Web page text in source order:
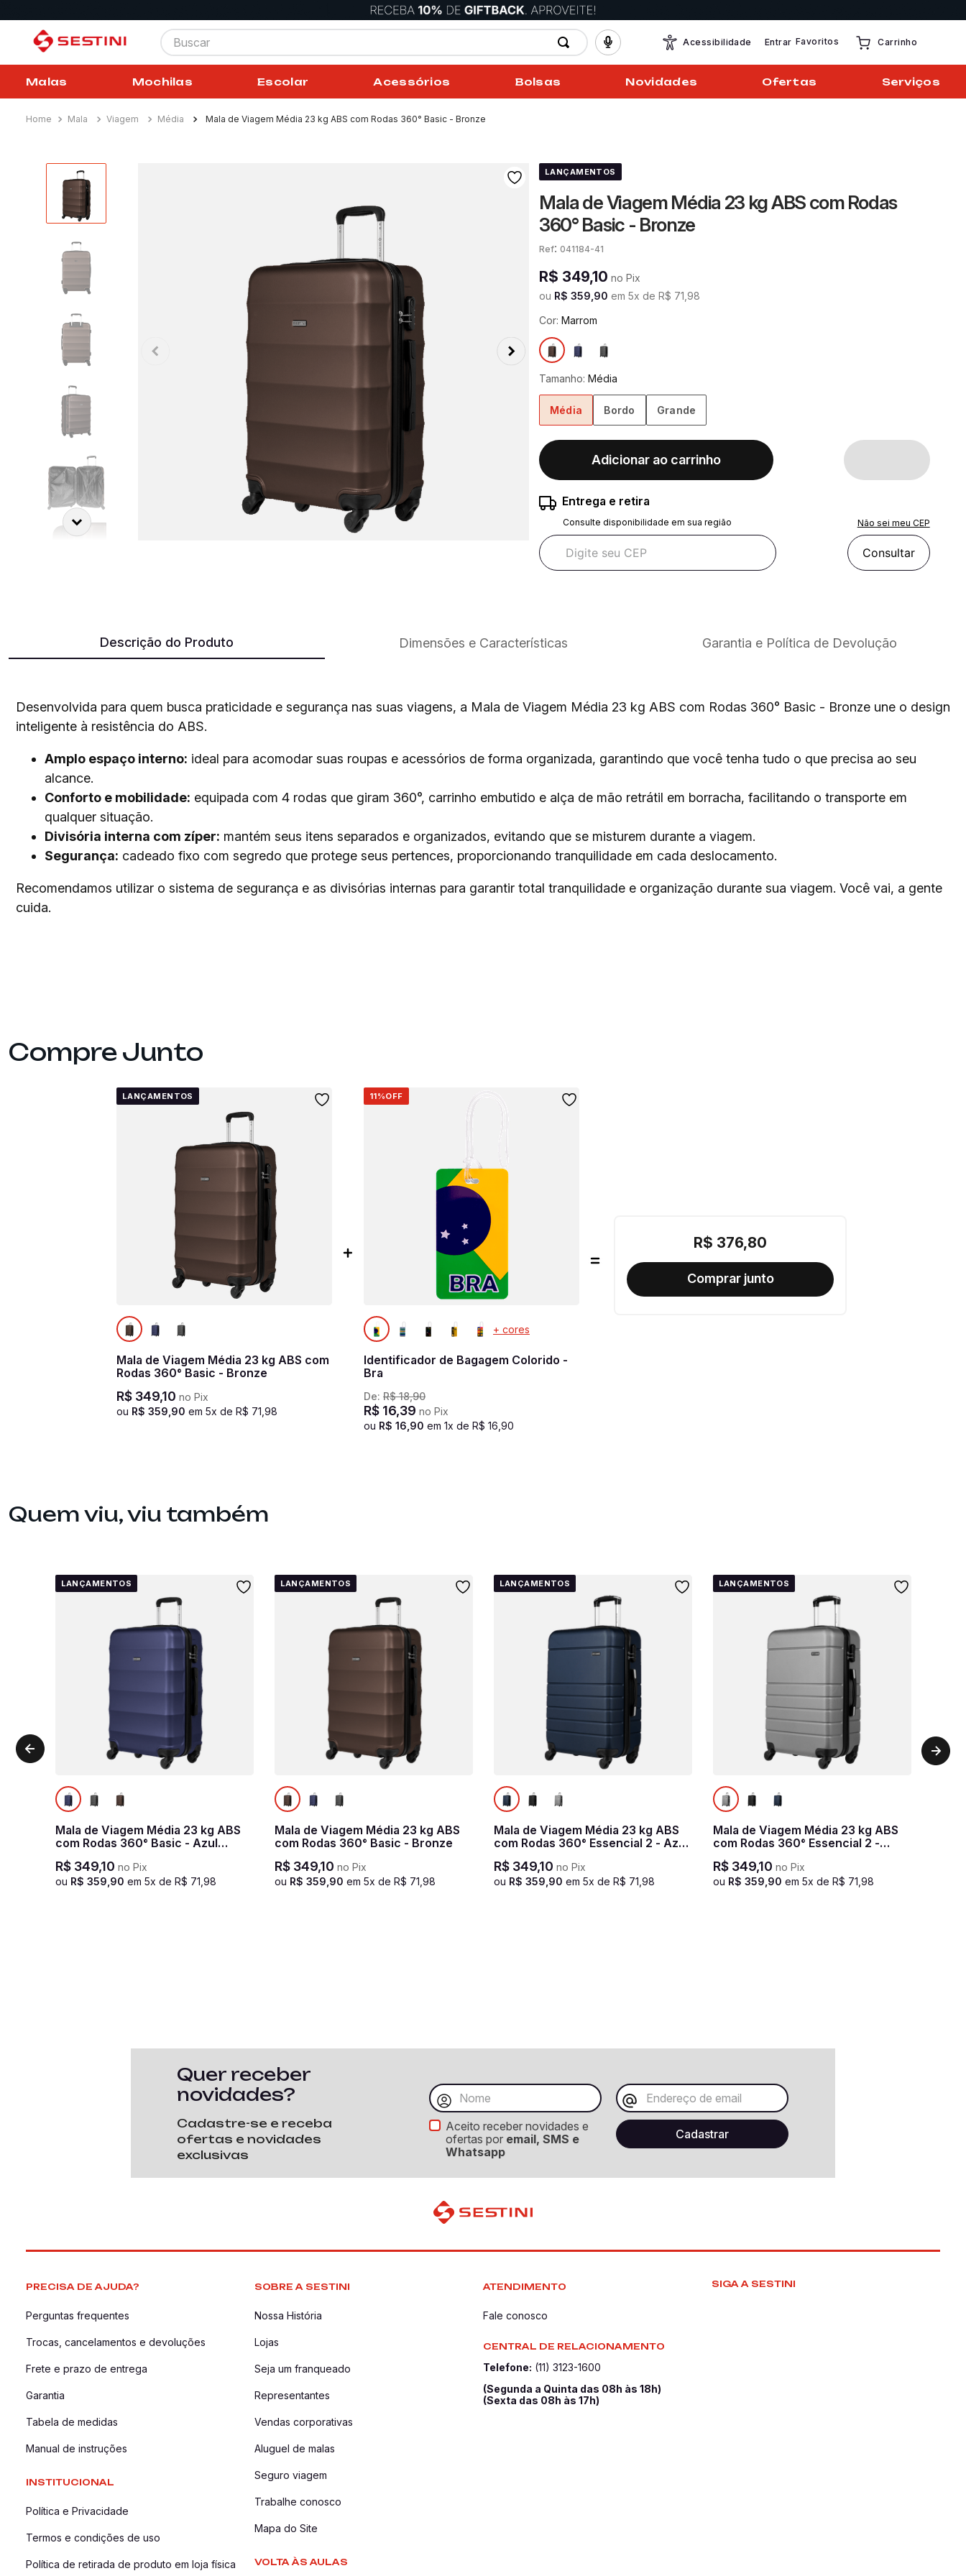
Buscar
Acessibilidade Entrar Favoritos Carrinho
Malas Mochilas Escolar Acessórios Bolsas Novidades Ofertas Serviços
Mala Viagem Média Mala de Viagem Média 23 kg ABS com Rodas 360° Basic - Bronze
LANÇAMENTOS
Mala de Viagem Média 23 kg ABS com Rodas
360° Basic - Bronze
: 041184-41
R$ 349,10 no Pix
ou R$ 359 90 em 5x de R$ 71 98
Cor: Marrom
Tamanho: Média
Média Bordo Grande
Adicionar ao carrinho
Entrega e retira
Consulte disponibilidade em sua região Não sei meu CEP
Consultar
Descrição do Produto Dimensões e Características Garantia e Política de Devolução
Desenvolvida para quem busca praticidade e segurança nas suas viagens, a Mala de Viagem Média 23 kg ABS com Rodas 360° Basic - Bronze une o design
inteligente à resistência do ABS.
Amplo espaço interno: ideal para acomodar suas roupas e acessórios de forma organizada, garantindo que você tenha tudo o que precisa ao seu
alcance.
Conforto e mobilidade: equipada com 4 rodas que giram 360°, carrinho embutido e alça de mão retrátil em borracha, facilitando o transporte em
qualquer situação.
Divisória interna com zíper: mantém seus itens separados e organizados, evitando que se misturem durante a viagem.
Segurança: cadeado fixo com segredo que protege seus pertences, proporcionando tranquilidade em cada deslocamento.
Recomendamos utilizar o sistema de segurança e as divisórias internas para garantir total tranquilidade e organização durante sua viagem. Você vai, a gente
cuida.
LANÇAMENTOS
Mala de Viagem Média 23 kg ABS com
Rodas 360° Basic - Bronze
R$ 349,10 no Pix
ou R$ 359 90 em 5x de R$ 71 98
11%OFF
+ cores
Identificador de Bagagem Colorido -
Bra
De: R$ 18,90
R$ 16,39 no Pix
ou R$ 16 90 em 1x de R$ 16 90
R$ 376,80
Quem viu, viu também
LANÇAMENTOS
Mala de Viagem Média 23 kg ABS
com Rodas 360° Basic - Azul
marinho
R$ 349,10 no Pix
ou R$ 359 90 em 5x de R$ 71 98
LANÇAMENTOS
Mala de Viagem Média 23 kg ABS
com Rodas 360° Basic - Bronze
R$ 349,10 no Pix
ou R$ 359 90 em 5x de R$ 71 98
LANÇAMENTOS
Mala de Viagem Média 23 kg ABS
com Rodas 360° Essencial 2 - Azul
marinho
R$ 349,10 no Pix
ou R$ 359 90 em 5x de R$ 71 98
LANÇAMENTOS
Mala de Viagem Média 23 kg ABS
com Rodas 360° Essencial 2 -
Prata
R$ 349,10 no Pix
ou R$ 359 90 em 5x de R$ 71 98
Quer receber
novidades?
Cadastre-se e receba
ofertas e novidades
exclusivas
Aceito receber novidades e
ofertas por email, SMS e
Whatsapp
PRECISA DE AJUDA?
Perguntas frequentes
Trocas, cancelamentos e devoluções
Frete e prazo de entrega
Garantia
Tabela de medidas
Manual de instruções
INSTITUCIONAL
Política e Privacidade
Termos e condições de uso
Política de retirada de produto em loja física
SOBRE A SESTINI
Nossa História
Lojas
Seja um franqueado
Representantes
Vendas corporativas
Aluguel de malas
Seguro viagem
Trabalhe conosco
Mapa do Site
VOLTA ÀS AULAS
ATENDIMENTO
Fale conosco
CENTRAL DE RELACIONAMENTO
Telefone: (11) 3123-1600
(Segunda a Quinta das 08h às 18h)
(Sexta das 08h às 17h)
SIGA A SESTINI